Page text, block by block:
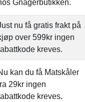
Gnagerbutikken.
nu få gratis frakt på
over 599kr ingen
kreves.
kan du få Matskåler
29kr ingen
kreves.